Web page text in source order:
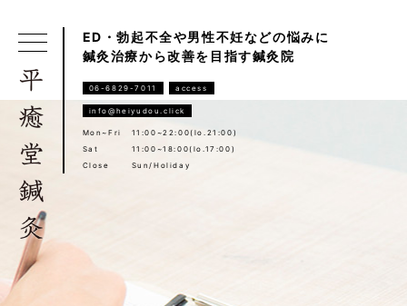
ED・勃起不全や男性不妊などの悩みに
鍼灸治療から改善を目指す鍼灸院
06-6829-7011 access
info@heiyudou.click
Mon~Fri
11:00~22:00(lo.21:00)
Sat
11:00~18:00(lo.17:00)
Close
Sun/Holiday